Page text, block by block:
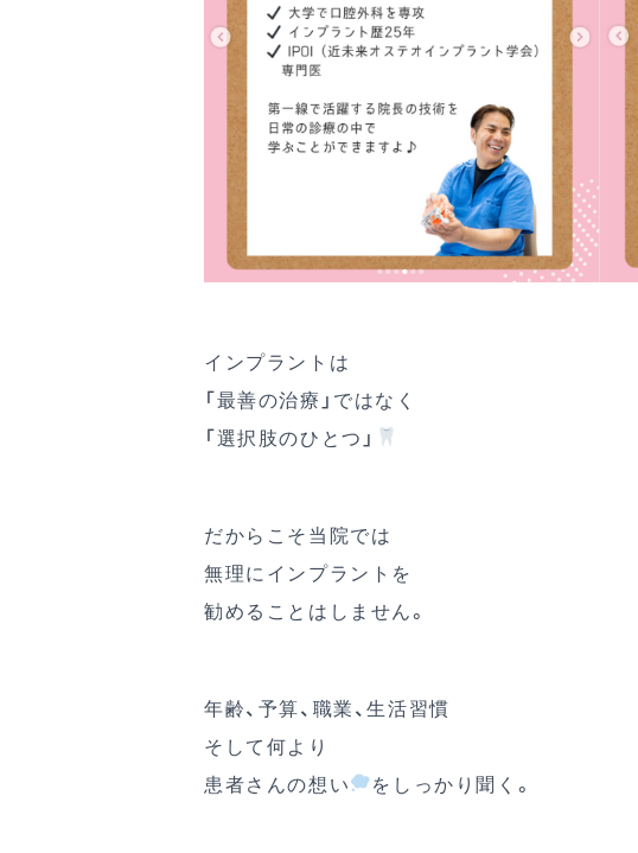
インプラントは
「最善の治療」ではなく
「選択肢のひとつ」
だからこそ当院では
無理にインプラントを
勧めることはしません。
年齢、予算、職業、生活習慣
そして何より
患者さんの想い
をしっかり聞く。